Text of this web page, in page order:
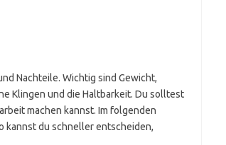
Nachteile. Wichtig sind Gewicht,
Klingen und die Haltbarkeit. Du solltest
machen kannst. Im folgenden
kannst du schneller entscheiden,